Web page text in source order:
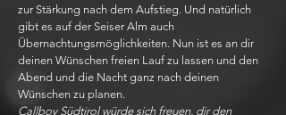
zur Stärkung nach dem Aufstieg. Und natürlich
gibt es auf der Seiser Alm auch
Übernachtungsmöglichkeiten. Nun ist es an dir
deinen Wünschen freien Lauf zu lassen und den
Abend und die Nacht ganz nach deinen
Wünschen zu planen.
Callboy Südtirol würde sich freuen, dir den